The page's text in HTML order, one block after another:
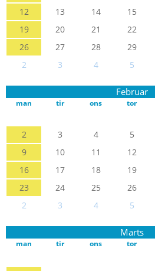
12
13 14 15
19
20 21 22
26
27 28 29
2
3 4 5
Februar
man tir ons tor
2
3 4 5
9
10 11 12
16
17 18 19
23
24 25 26
2
3 4 5
Marts
man tir ons tor